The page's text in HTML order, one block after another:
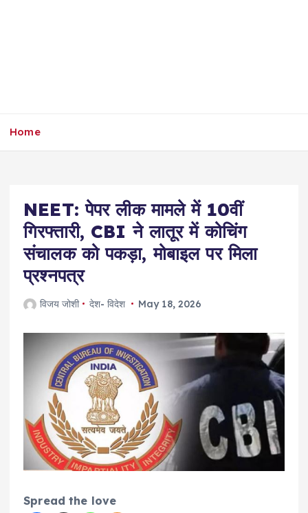
Home
NEET: पेपर लीक मामले में 10वीं
गिरफ्तारी, CBI ने लातूर में कोचिंग
संचालक को पकड़ा, मोबाइल पर मिला
प्रश्नपत्र
विजय जोशी देश- विदेश May 18, 2026
Spread the love